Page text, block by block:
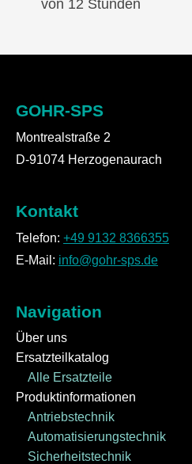
von 12 Stunden
GOHR-SPS
Montrealstraße 2
D-91074 Herzogenaurach
Kontakt
Telefon: +49 9132 8366355
E-Mail: info@gohr-sps.de
Navigation
Über uns
Ersatzteilkatalog
Alle Ersatzteile
Produktinformationen
Antriebstechnik
Automatisierungstechnik
Sicherheitstechnik